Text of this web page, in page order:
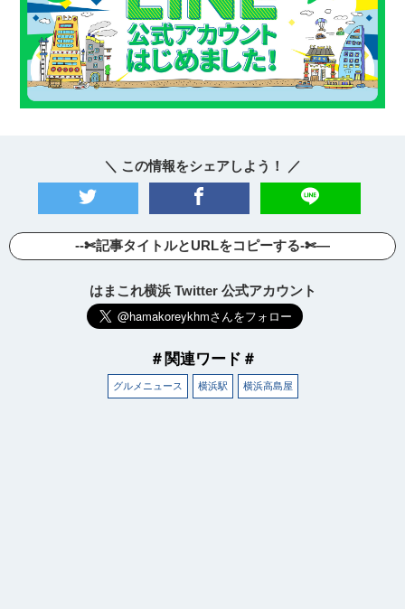
＼ この情報をシェアしよう！ ／
--✄記事タイトルとURLをコピーする-✄—
はまこれ横浜 Twitter 公式アカウント
＃関連ワード＃
グルメニュース 横浜駅 横浜高島屋